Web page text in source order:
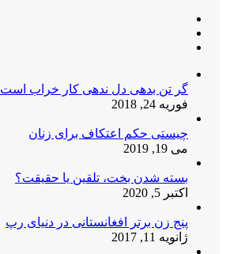
گر تن بدهی دل ندهی کار خراب است
فوریه 24, 2018
چیستی حکم اعتکاف برای زنان
می 19, 2019
بسته شدن بخت، تلقین یا حقیقت؟
اکتبر 5, 2020
پنج زن برتر افغانستانی در دنیای رپ
ژانویه 11, 2017